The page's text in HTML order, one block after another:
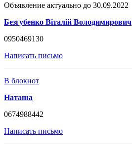
Объявление актуально до 30.09.2022
Безгубенко Вiталiй Володимирович
0950469130
Написать письмо
В блокнот
Наташа
0674988442
Написать письмо